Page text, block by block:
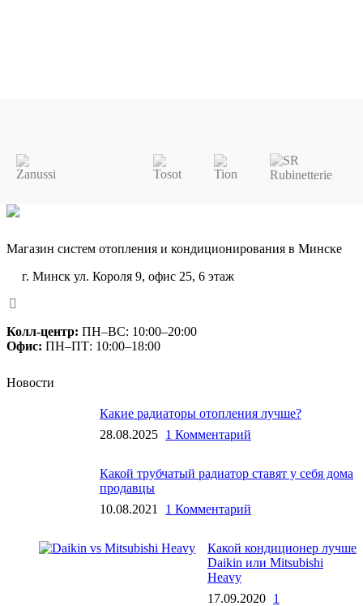
Магазин систем отопления и кондиционирования в Минске
г. Минск ул. Короля 9, офис 25, 6 этаж
Колл-центр: ПН–ВС: 10:00–20:00​
Офис: ПН–ПТ: 10:00–18:00
Новости
Какие радиаторы отопления лучше?
28.08.2025 1 Комментарий
Какой трубчатый радиатор ставят у себя дома
продавцы
10.08.2021
1 Комментарий
Какой кондиционер лучше
Daikin или Mitsubishi
Heavy
17.09.2020 1